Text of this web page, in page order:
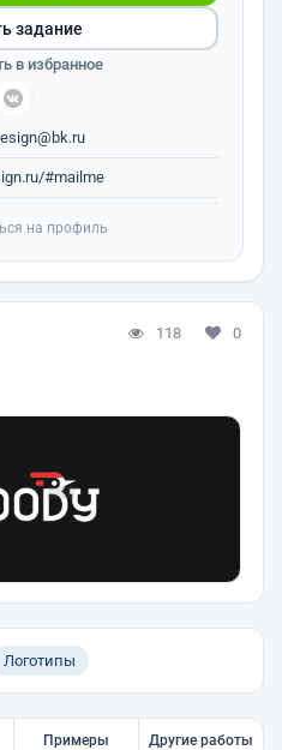
#mailme
задание
в избранное
на профиль
118 0
Логотипы
Примеры Другие работы